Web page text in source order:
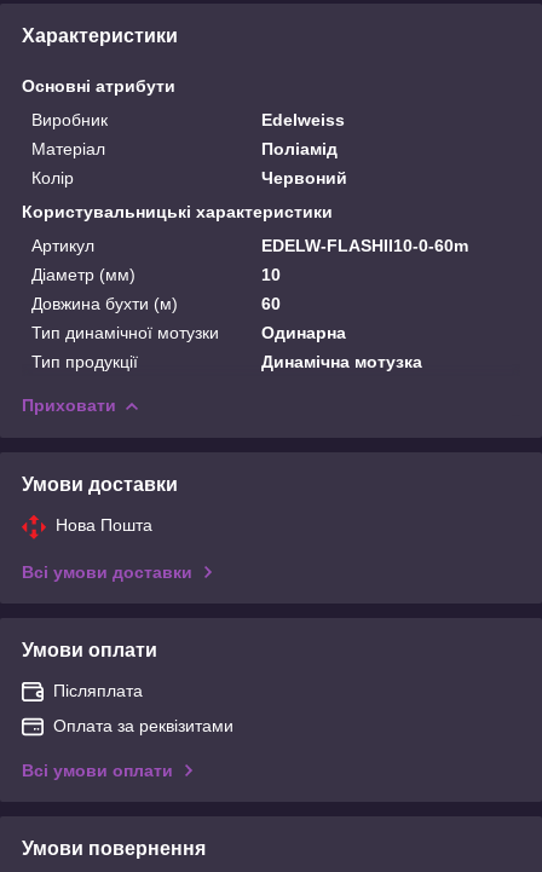
Характеристики
Основні атрибути
Виробник
Edelweiss
Матеріал
Поліамід
Колір
Червоний
Користувальницькі характеристики
Артикул
EDELW-FLASHII10-0-60m
Діаметр (мм)
10
Довжина бухти (м)
60
Тип динамічної мотузки
Одинарна
Тип продукції
Динамічна мотузка
Приховати
Умови доставки
Нова Пошта
Всі умови доставки
Умови оплати
Післяплата
Оплата за реквізитами
Всі умови оплати
Умови повернення